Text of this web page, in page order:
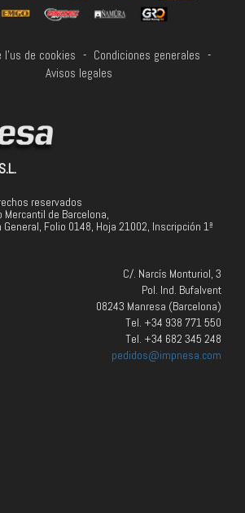
l'us de cookies - Condiciones generales -
Avisos legales
reservados
de Barcelona,
Folio 0148, Hoja 21002, Inscripción 1ª
C/. Narcís Monturiol, 3
Pol. Ind. Bufalvent
08243 Manresa (Barcelona)
Tel. +34 938 771 550
Tel. +34 682 345 248
pedidos@impnesa.com